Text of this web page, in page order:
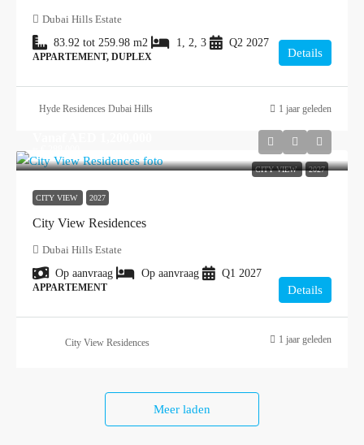
Dubai Hills Estate
83.92 tot 259.98 m2 1, 2, 3 Q2 2027
APPARTEMENT, DUPLEX Details
Hyde Residences Dubai Hills 1 jaar geleden
CITY VIEW 2027
CITY VIEW 2027
City View Residences
Dubai Hills Estate
Op aanvraag
Op aanvraag Q1 2027
APPARTEMENT Details
City View Residences 1 jaar geleden
Meer laden